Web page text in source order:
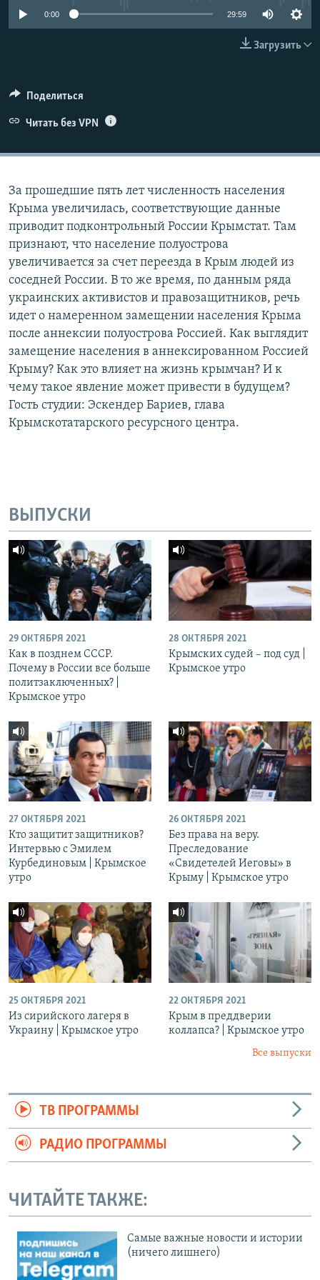
ПОБЕДИТЕЛЕЙ НЕ СУДЯТ?
УКРАИНСКАЯ ПРОБЛЕМА КРЫМА
ПРИСОЕДИНЯЙТЕСЬ!
0:00 29:59
Загрузить
Поделиться
Читать без VPN
За прошедшие пять лет численность населения
Крыма увеличилась, соответствующие данные
приводит подконтрольный России Крымстат. Там
признают, что население полуострова
увеличивается за счет переезда в Крым людей из
соседней России. В то же время, по данным ряда
украинских активистов и правозащитников, речь
идет о намеренном замещении населения Крыма
после аннексии полуострова Россией. Как выглядит
замещение населения в аннексированном Россией
Крыму? Как это влияет на жизнь крымчан? И к
чему такое явление может привести в будущем?
Гость студии: Эскендер Бариев, глава
Крымскотатарского ресурсного центра.
ВЫПУСКИ
29 ОКТЯБРЯ 2021
Как в позднем СССР.
Почему в России все больше
политзаключенных? |
Крымское утро
28 ОКТЯБРЯ 2021
Крымских судей – под суд |
Крымское утро
27 ОКТЯБРЯ 2021
Кто защитит защитников?
Интервью с Эмилем
Курбединовым | Крымское
утро
26 ОКТЯБРЯ 2021
Без права на веру.
Преследование
«Свидетелей Иеговы» в
Крыму | Крымское утро
25 ОКТЯБРЯ 2021
Из сирийского лагеря в
Украину | Крымское утро
22 ОКТЯБРЯ 2021
Крым в преддверии
коллапса? | Крымское утро
Все выпуски
ТВ ПРОГРАММЫ
РАДИО ПРОГРАММЫ
ЧИТАЙТЕ ТАКЖЕ:
Cамые важные новости и истории
(ничего лишнего)